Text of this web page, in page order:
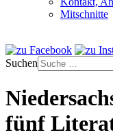
Mitschnitte
Suchen
fünf